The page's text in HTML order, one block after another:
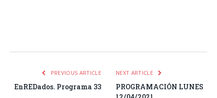
PREVIOUS ARTICLE
EnREDados. Programa 33
NEXT ARTICLE
PROGRAMACIÓN LUNES